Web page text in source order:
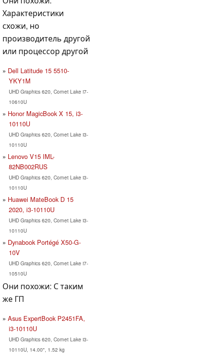
Характеристики
схожи, но
производитель другой
или процессор другой
Dell Latitude 15 5510-
YKY1M
UHD Graphics 620, Comet Lake i7-
10610U
Honor MagicBook X 15, i3-
10110U
UHD Graphics 620, Comet Lake i3-
10110U
Lenovo V15 IML-
82NB002RUS
UHD Graphics 620, Comet Lake i3-
10110U
Huawei MateBook D 15
2020, i3-10110U
UHD Graphics 620, Comet Lake i3-
10110U
Dynabook Portégé X50-G-
10V
UHD Graphics 620, Comet Lake i7-
10510U
Они похожи: С таким
же ГП
Asus ExpertBook P2451FA,
i3-10110U
UHD Graphics 620, Comet Lake i3-
10110U, 14.00", 1.52 kg